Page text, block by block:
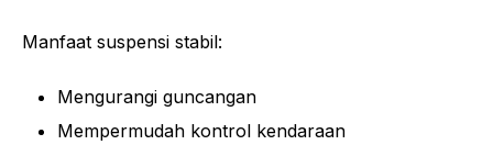
Manfaat suspensi stabil:
Mengurangi guncangan
Mempermudah kontrol kendaraan